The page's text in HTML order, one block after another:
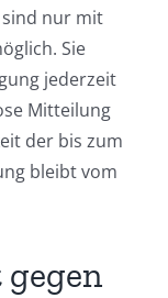
nur mit
Sie
jederzeit
Mitteilung
der bis zum
bleibt vom